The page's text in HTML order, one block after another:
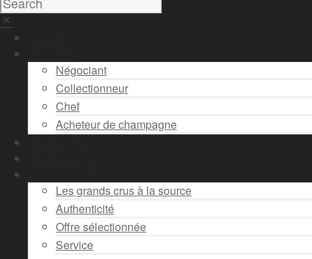
Négociant
Collectionneur
Chef
Acheteur de champagne
Les grands crus à la source
Authenticité
Offre sélectionnée
Service